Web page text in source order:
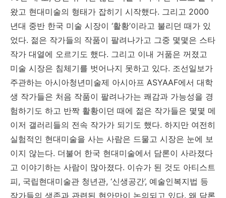
왔고 현대미술의 형태가 잡히기 시작했다. 그리고 2000
년대 중반 한국 미술 시장이 ‘활황’이라고 불리던 때가 있
었다. 젊은 작가들의 작품이 팔려나가고 그중 몇몇은 스타
작가 대열에 오르기도 했다. 그리고 이내 거품은 꺼졌고
미술 시장은 침체기를 벗어나지 못하고 있다. 조선일보가
주관하는 아시아청년미술제 아시아프 ASYAAF에서 대학
생 작가들은 처음 작품이 팔려나가는 쾌감과 가능성을 경
험하기도 하고 반짝 활황이던 때에 젊은 작가들은 몇몇 메
이저 갤러리들의 전속 작가가 되기도 했다. 하지만 여전히
실험적인 현대미술을 사는 사람은 드물고 시장은 눈에 보
이지 않는다. 더불어 한국 현대미술에서 담론이 사라졌다
고 이야기하는 사람이 많아졌다. 이슈가 된 것도 아티스트
피, 국립현대미술관 청년관, ‘신생공간’, 예술인복지법 등
작가들의 생존과 관련된 현안만이 논의되고 있다. 왜 담론